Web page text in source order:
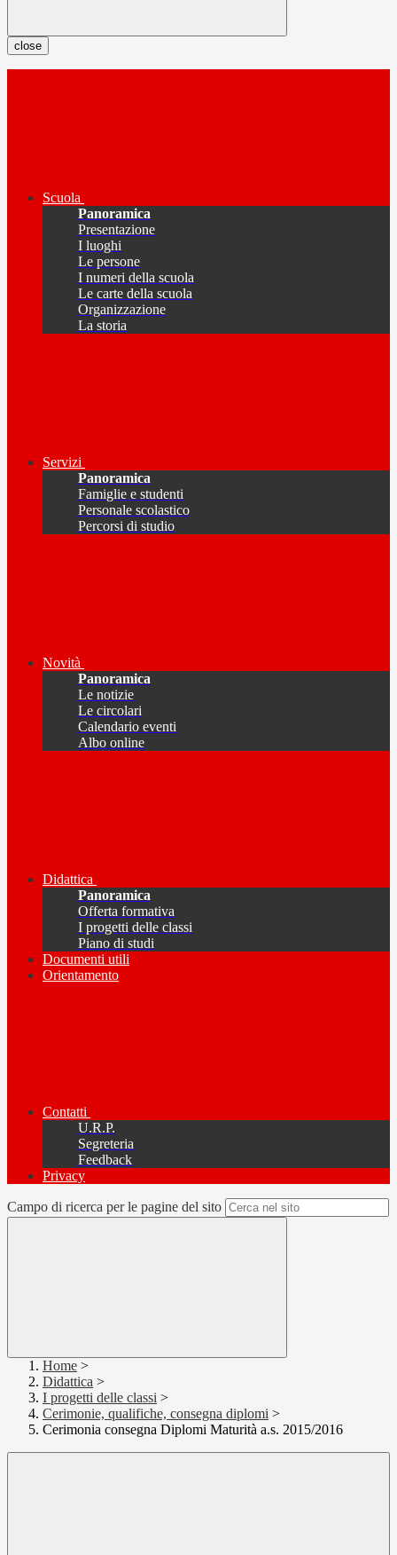
close
Scuola
Panoramica
Presentazione
I luoghi
Le persone
I numeri della scuola
Le carte della scuola
Organizzazione
La storia
Servizi
Panoramica
Famiglie e studenti
Personale scolastico
Percorsi di studio
Novità
Panoramica
Le notizie
Le circolari
Calendario eventi
Albo online
Didattica
Panoramica
Offerta formativa
I progetti delle classi
Piano di studi
Documenti utili
Orientamento
Contatti
U.R.P.
Segreteria
Feedback
Privacy
Campo di ricerca per le pagine del sito
Home >
Didattica >
I progetti delle classi >
Cerimonie, qualifiche, consegna diplomi >
Cerimonia consegna Diplomi Maturità a.s. 2015/2016